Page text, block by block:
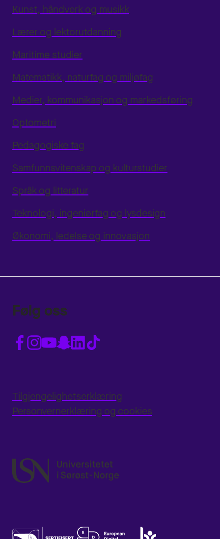
Kunst, håndverk og musikk
Lærer og lektorutdanning
Maritime studier
Matematikk, naturfag og miljøfag
Medier, kommunikasjon og markedsføring
Optometri
Pedagogiske fag
Samfunnsvitenskap og kulturstudier
Språk og litteratur
Teknologi, ingeniørfag og lysdesign
Økonomi, ledelse og innovasjon
Følg oss
Tilgjengelighetserklæring
Personvernerklæring og cookies